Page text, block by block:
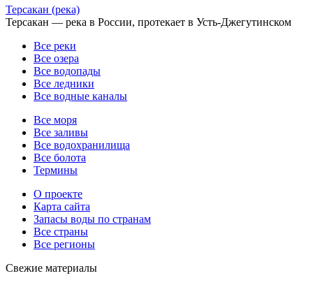
Терсакан (река)
Терсакан — река в России, протекает в Усть-Джегутинском
Все реки
Все озера
Все водопады
Все ледники
Все водные каналы
Все моря
Все заливы
Все водохранилища
Все болота
Термины
О проекте
Карта сайта
Запасы воды по странам
Все страны
Все регионы
Свежие материалы